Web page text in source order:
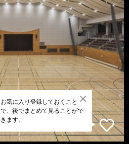
お気に入り登録しておくこと
で、後でまとめて見ることがで
きます。